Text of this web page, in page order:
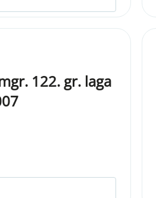
122. gr. laga